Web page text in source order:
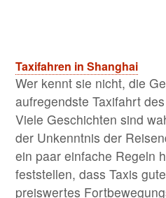
Taxifahren in Shanghai
Wer kennt sie nicht, die
aufregendste Taxifahrt
Viele Geschichten sind
der Unkenntnis der
ein paar einfache Regeln
feststellen, dass Taxis
preiswertes